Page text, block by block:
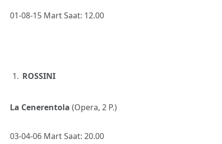
01-08-15 Mart Saat: 12.00
ROSSINI
La Cenerentola (Opera, 2 P.)
03-04-06 Mart Saat: 20.00